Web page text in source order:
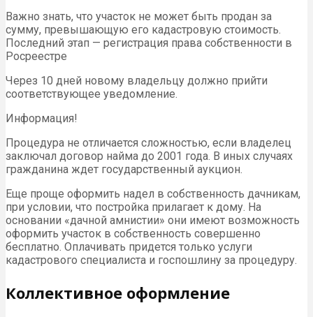
Важно знать, что участок не может быть продан за
сумму, превышающую его кадастровую стоимость.
Последний этап — регистрация права собственности в
Росреестре
Через 10 дней новому владельцу должно прийти
соответствующее уведомление.
Информация!
Процедура не отличается сложностью, если владелец
заключал договор найма до 2001 года. В иных случаях
гражданина ждет государственный аукцион.
Еще проще оформить надел в собственность дачникам,
при условии, что постройка прилагает к дому. На
основании «дачной амнистии» они имеют возможность
оформить участок в собственность совершенно
бесплатно. Оплачивать придется только услуги
кадастрового специалиста и госпошлину за процедуру.
Коллективное оформление